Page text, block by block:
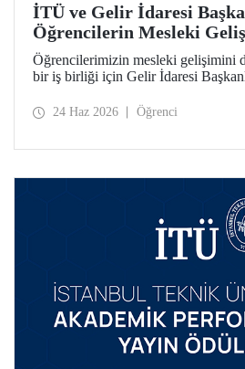
İTÜ ve Gelir İdaresi
Öğrencilerin Mesleki
Destekleyecek İş Birliği
Öğrencilerimizin mesleki gelişimini
bir iş birliği için Gelir İdaresi
24 Haz 2026 Öğrenci